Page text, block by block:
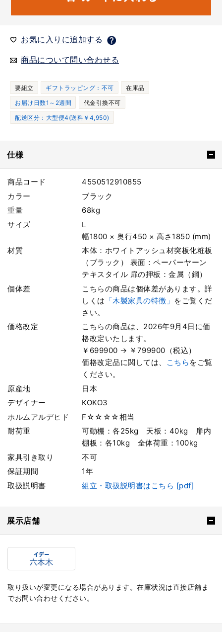
お気に入りに追加する
商品について問い合わせる
要組立 ギフトラッピング：不可
在庫品
お届け日数1～2週間
代金引換不可
配送区分：大型便4(送料￥4,950)
仕様
商品コード
4550512910855
カラー
ブラック
重量
68kg
サイズ
L
幅1800 × 奥行450 × 高さ1850 (mm)
材質
本体：ホワイトアッシュ材突板化粧板
（ブラック） 表面：ペーパーヤーン
テキスタイル 扉の押板：金属（鋼）
個体差
こちらの商品は個体差があります。詳
しくは 「木製家具の特徴」 をご覧くだ
さい。
価格改定
こちらの商品は、2026年9月4日に価
格改定いたします。
￥699900 → ￥799900（税込）
価格改定品に関しては、
こちら をご覧
ください。
原産地
日本
デザイナー
KOKO3
ホルムアルデヒド
F☆☆☆☆相当
耐荷重
可動棚：各25kg 天板：40kg 扉内
棚板：各10kg 全体荷重：100kg
家具引き取り
不可
保証期間
1年
取扱説明書
組立・取扱説明書はこちら [pdf]
展示店舗
取り扱いが変更になる場合があります。在庫状況は直接店舗ま
でお問い合わせください。